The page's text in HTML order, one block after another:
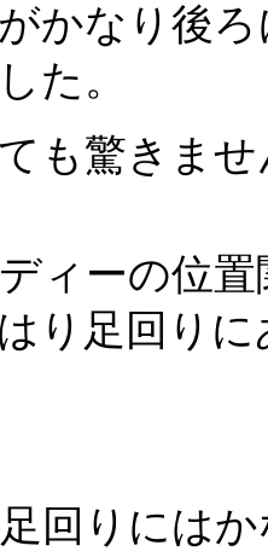
かなり後
た。
も驚きま
ィーの位
り足回り
回りには